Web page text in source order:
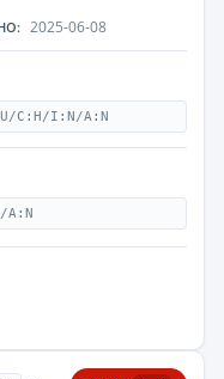
2025-06-08
C:H/I:N/A:N
A:N